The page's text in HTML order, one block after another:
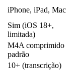
iPhone, iPad, Mac
Sim (iOS 18+,
limitada)
M4A comprimido
padrão
10+ (transcrição)